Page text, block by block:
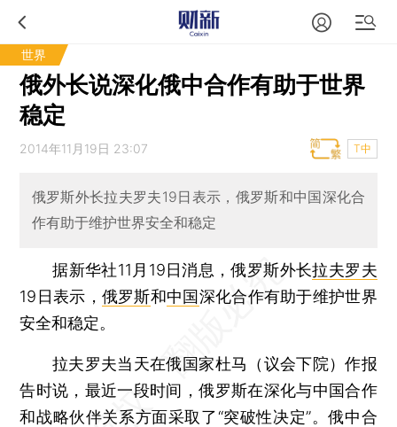
世界
俄外长说深化俄中合作有助于世界
稳定
2014年11月19日 23:07 T中
俄罗斯外长拉夫罗夫19日表示，俄罗斯和中国深化合
作有助于维护世界安全和稳定
据新华社11月19日消息，俄罗斯外长拉夫罗夫
19日表示， 俄罗斯和中国深化合作有助于维护世界
安全和稳定。
拉夫罗夫当天在俄国家杜马（议会下院）作报
告时说，最近一段时间，俄罗斯在深化与中国合作
和战略伙伴关系方面采取了“突破性决定”。俄中合